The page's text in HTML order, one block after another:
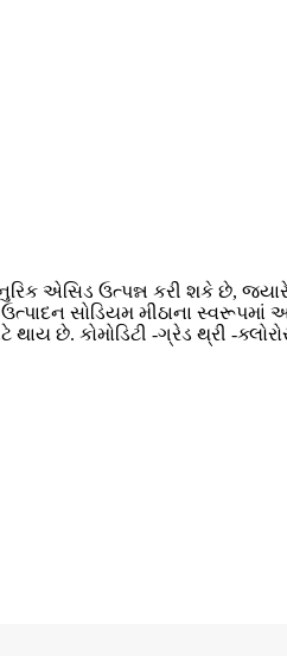
એસિડ ઉત્પન્ન કરી શકે છે,
સોડિયમ મીઠાના સ્વરૂપમાં
છે. કોમોડિટી -ગ્રેડ થ્રી -